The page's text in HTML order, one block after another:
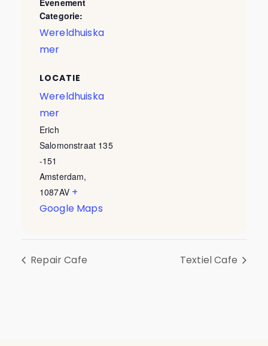
Evenement
Categorie:
Wereldhuiska
mer
LOCATIE
Wereldhuiska
mer
Erich
Salomonstraat 135
-151
Amsterdam,
1087AV +
Google Maps
Repair Cafe Textiel Cafe